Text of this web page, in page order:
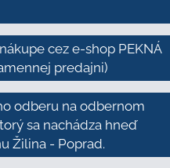
cez e-shop PEKNÁ
predajni)
odberu na odbernom
sa nachádza hneď
Žilina - Poprad.